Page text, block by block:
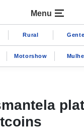
Menu
Rural Gente
Motorshow